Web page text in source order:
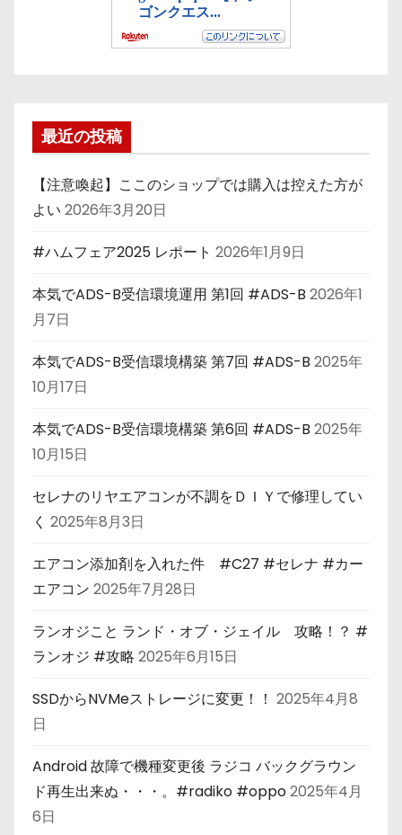
最近の投稿
【注意喚起】ここのショップでは購入は控えた方が
よい 2026年3月20日
#ハムフェア2025 レポート 2026年1月9日
本気でADS-B受信環境運用 第1回 #ADS-B 2026年1
月7日
本気でADS-B受信環境構築 第7回 #ADS-B 2025年
10月17日
本気でADS-B受信環境構築 第6回 #ADS-B 2025年
10月15日
セレナのリヤエアコンが不調をＤＩＹで修理してい
く 2025年8月3日
エアコン添加剤を入れた件 #C27 #セレナ #カー
エアコン 2025年7月28日
ランオジこと ランド・オブ・ジェイル 攻略！？ #
ランオジ #攻略 2025年6月15日
SSDからNVMeストレージに変更！！ 2025年4月8
日
Android 故障で機種変更後 ラジコ バックグラウン
ド再生出来ぬ・・・。#radiko #oppo2025年4月
6日